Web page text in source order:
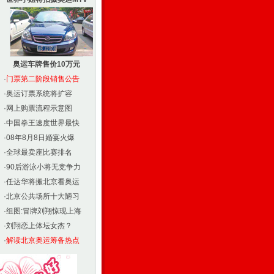
奥运车牌售价10万元
·门票第二阶段销售公告
·奥运订票系统将扩容
· 网上购票流程示意图
·中国拳王速度世界最快
·08年8月8日婚宴火爆
·全球最卖座比赛排名
·90后游泳小将无竞争力
·任达华将搬北京看奥运
·北京公共场所十大陋习
·组图:冒牌刘翔惊现上海
·刘翔恋上体坛女杰？
·解读北京奥运筹备热点